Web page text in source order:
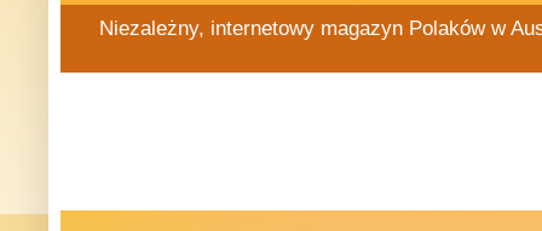
Niezależny, internetowy magazyn Polaków w